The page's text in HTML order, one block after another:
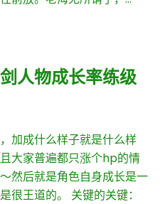
人物成长率练级
加成什么样子就是什么样
大家普遍都只涨个hp的情
然后就是角色自身成长是一
很王道的。 关键的关键：